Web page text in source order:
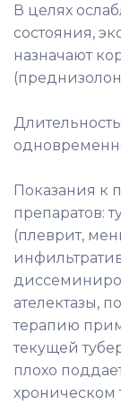
В целях
состояния,
назначают
Показания к
препаратов:
(плеврит,
ателектазы,
терапию
текущей
плохо
хроническом